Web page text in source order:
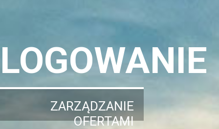
LOGOWANIE
ZARZĄDZANIE
OFERTAMI